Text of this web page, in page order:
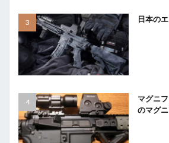
日本の
マグニ
のマグ